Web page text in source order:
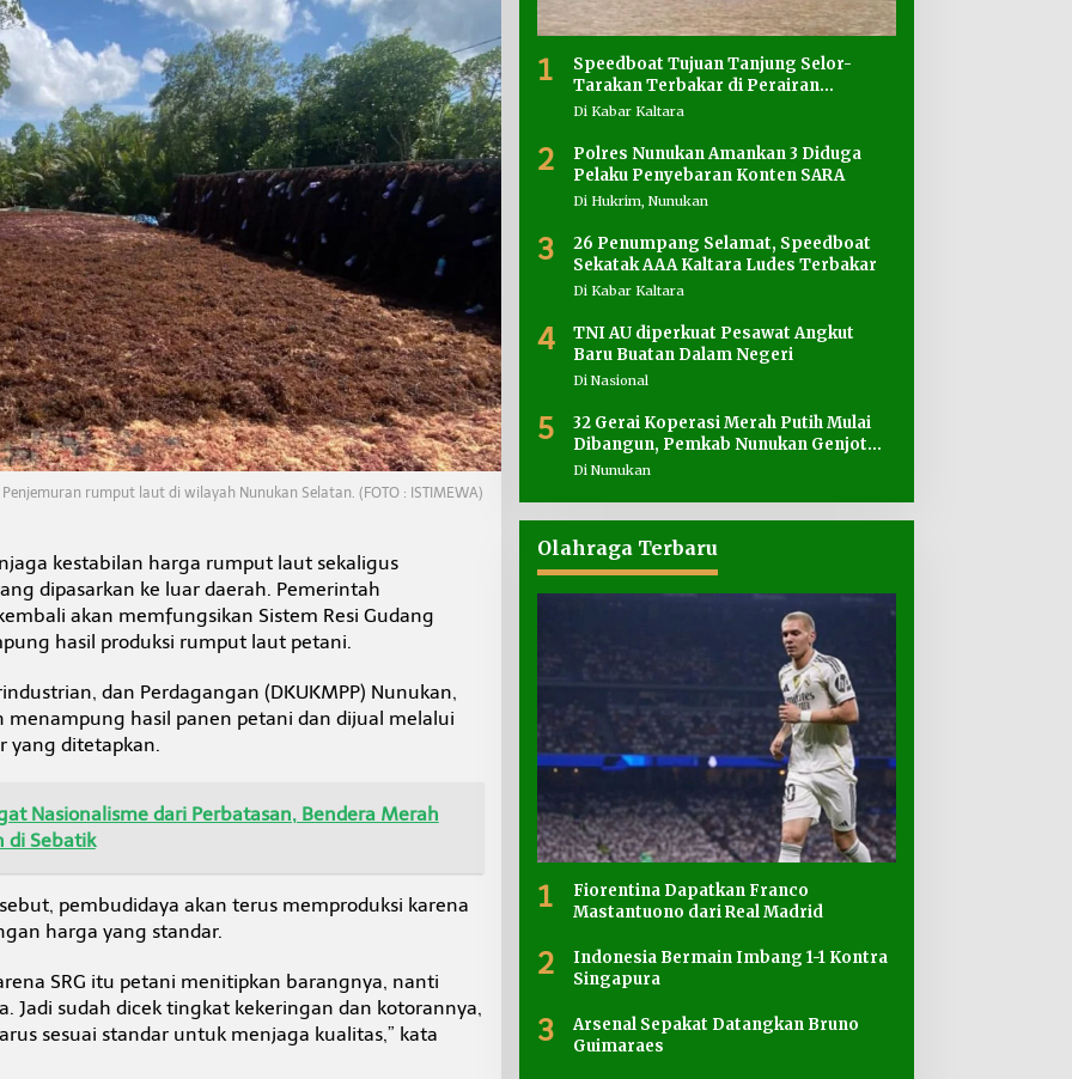
Penjemuran rumput laut di wilayah Nunukan Selatan. (FOTO : ISTIMEWA)
kestabilan harga rumput laut sekaligus
dipasarkan ke luar daerah. Pemerintah
akan memfungsikan Sistem Resi Gudang
hasil produksi rumput laut petani.
dan Perdagangan (DKUKMPP) Nunukan,
menampung hasil panen petani dan dijual melalui
yang ditetapkan.
Nasionalisme dari Perbatasan, Bendera Merah
di Sebatik
pembudidaya akan terus memproduksi karena
harga yang standar.
SRG itu petani menitipkan barangnya, nanti
Jadi sudah dicek tingkat kekeringan dan kotorannya,
sesuai standar untuk menjaga kualitas,” kata
1
Speedboat Tujuan Tanjung Selor-
Tarakan Terbakar di Perairan
Salimbatu
Di Kabar Kaltara
2
Polres Nunukan Amankan 3 Diduga
Pelaku Penyebaran Konten SARA
Di Hukrim, Nunukan
3
26 Penumpang Selamat, Speedboat
Sekatak AAA Kaltara Ludes Terbakar
Di Kabar Kaltara
4
TNI AU diperkuat Pesawat Angkut
Baru Buatan Dalam Negeri
Di Nasional
5
32 Gerai Koperasi Merah Putih Mulai
Dibangun, Pemkab Nunukan Genjot
Penyediaan Lahan
Di Nunukan
Olahraga Terbaru
1
Fiorentina Dapatkan Franco
Mastantuono dari Real Madrid
2
Indonesia Bermain Imbang 1-1 Kontra
Singapura
3
Arsenal Sepakat Datangkan Bruno
Guimaraes